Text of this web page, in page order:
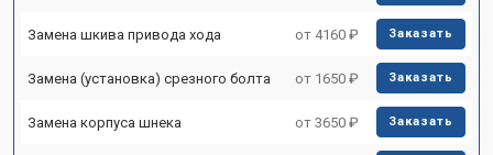
Замена шкива привода хода от 4160 ₽ Заказать
Замена (установка) срезного болта от 1650 ₽ Заказать
Замена корпуса шнека от 3650 ₽ Заказать